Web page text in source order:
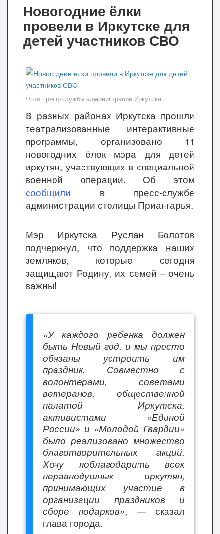
Новогодние ёлки
провели в Иркутске для
детей участников СВО
Фото пресс-службы администрации Иркутска
В разных районах Иркутска прошли
театрализованные интерактивные
программы, организовано 11
новогодних ёлок мэра для детей
иркутян, участвующих в специальной
военной операции. Об этом
сообщили в пресс-службе
администрации столицы Приангарья.
Мэр Иркутска Руслан Болотов
подчеркнул, что поддержка наших
земляков, которые сегодня
защищают Родину, их семей – очень
важны!
«У каждого ребенка должен
быть Новый год, и мы просто
обязаны устроить им
праздник. Совместно с
волонтерами, советами
ветеранов, общественной
палатой Иркутска,
активистами «Единой
России» и «Молодой Гвардии»
было реализовано множество
благотворительных акций.
Хочу поблагодарить всех
неравнодушных иркутян,
принимающих участие в
организации праздников и
сборе подарков», — сказал
глава города.